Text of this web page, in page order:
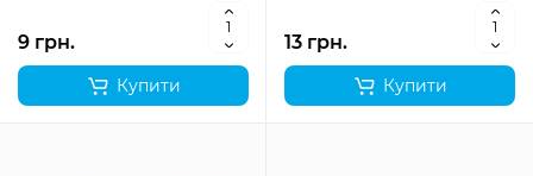
9 грн.
Купити
13 грн.
Купити